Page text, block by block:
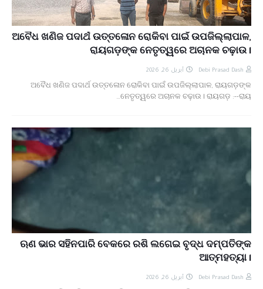
ଅବୈଧ ଖଣିଜ ପଦାର୍ଥ ଉତ୍ତଳୋନ ରୋକିବା ପାଇଁ ଉପଜିଲ୍ଲାପାଳ,
ରାୟଗଡ଼ଙ୍କ ନେତୃତ୍ୱରେ ଅଚାନକ ଚଢ଼ାଉ l
Debi Prasad Dash أبريل 26, 2026
ଅବୈଧ ଖଣିଜ ପଦାର୍ଥ ଉତ୍ତଳୋନ ରୋକିବା ପାଇଁ ଉପଜିଲ୍ଲାପାଳ, ରାୟଗଡ଼ଙ୍କ
ନେତୃତ୍ୱରେ ଅଚାନକ ଚଢ଼ାଉ l ରାୟଗଡ଼ :--ରାୟ…
ଋଣ ଭାର ସହିନପାରି ବେକରେ ରଶି ଲଗେଇ ବୃଦ୍ଧ ଦମ୍ପତିଙ୍କ
ଆତ୍ମହତ୍ୟା l
Debi Prasad Dash أبريل 26, 2026